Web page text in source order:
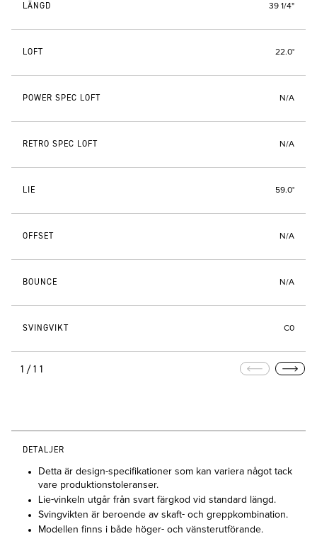
LÄNGD 39 1/4"
LOFT 22.0°
POWER SPEC LOFT N/A
RETRO SPEC LOFT N/A
LIE 59.0°
OFFSET N/A
BOUNCE N/A
SVINGVIKT C0
1/11
DETALJER
Detta är design-specifikationer som kan variera något tack
vare produktionstoleranser.
Lie-vinkeln utgår från svart färgkod vid standard längd.
Svingvikten är beroende av skaft- och greppkombination.
Modellen finns i både höger- och vänsterutförande.